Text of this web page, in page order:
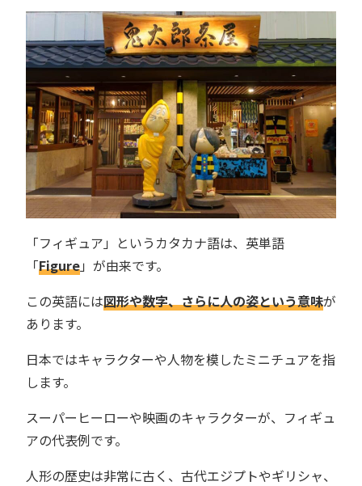
「フィギュア」というカタカナ語は、英単語
「Figure」が由来です。
この英語には図形や数字、さらに人の姿という意味が
あります。
日本ではキャラクターや人物を模したミニチュアを指
します。
スーパーヒーローや映画のキャラクターが、フィギュ
アの代表例です。
人形の歴史は非常に古く、古代エジプトやギリシャ、